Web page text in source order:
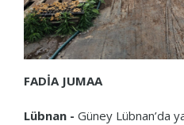
FADİA JUMAA
Lübnan - Güney Lübnan’da